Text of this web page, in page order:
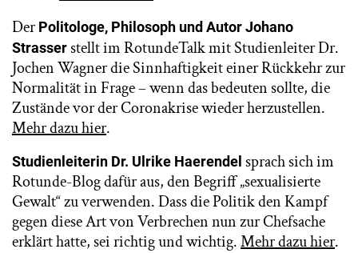
DerPolitologe, Philosoph und Autor Johano
Strasserstellt im RotundeTalk mit Studienleiter Dr.
Jochen Wagner die Sinnhaftigkeit einer Rückkehr zur
Normalität in Frage – wenn das bedeuten sollte, die
Zustände vor der Coronakrise wieder herzustellen.
Mehr dazu hier.
Studienleiterin Dr. Ulrike Haerendel sprach sich im
Rotunde-Blog dafür aus, den Begriff „sexualisierte
Gewalt“ zu verwenden. Dass die Politik den Kampf
gegen diese Art von Verbrechen nun zur Chefsache
erklärt hatte, sei richtig und wichtig.Mehr dazu hier.